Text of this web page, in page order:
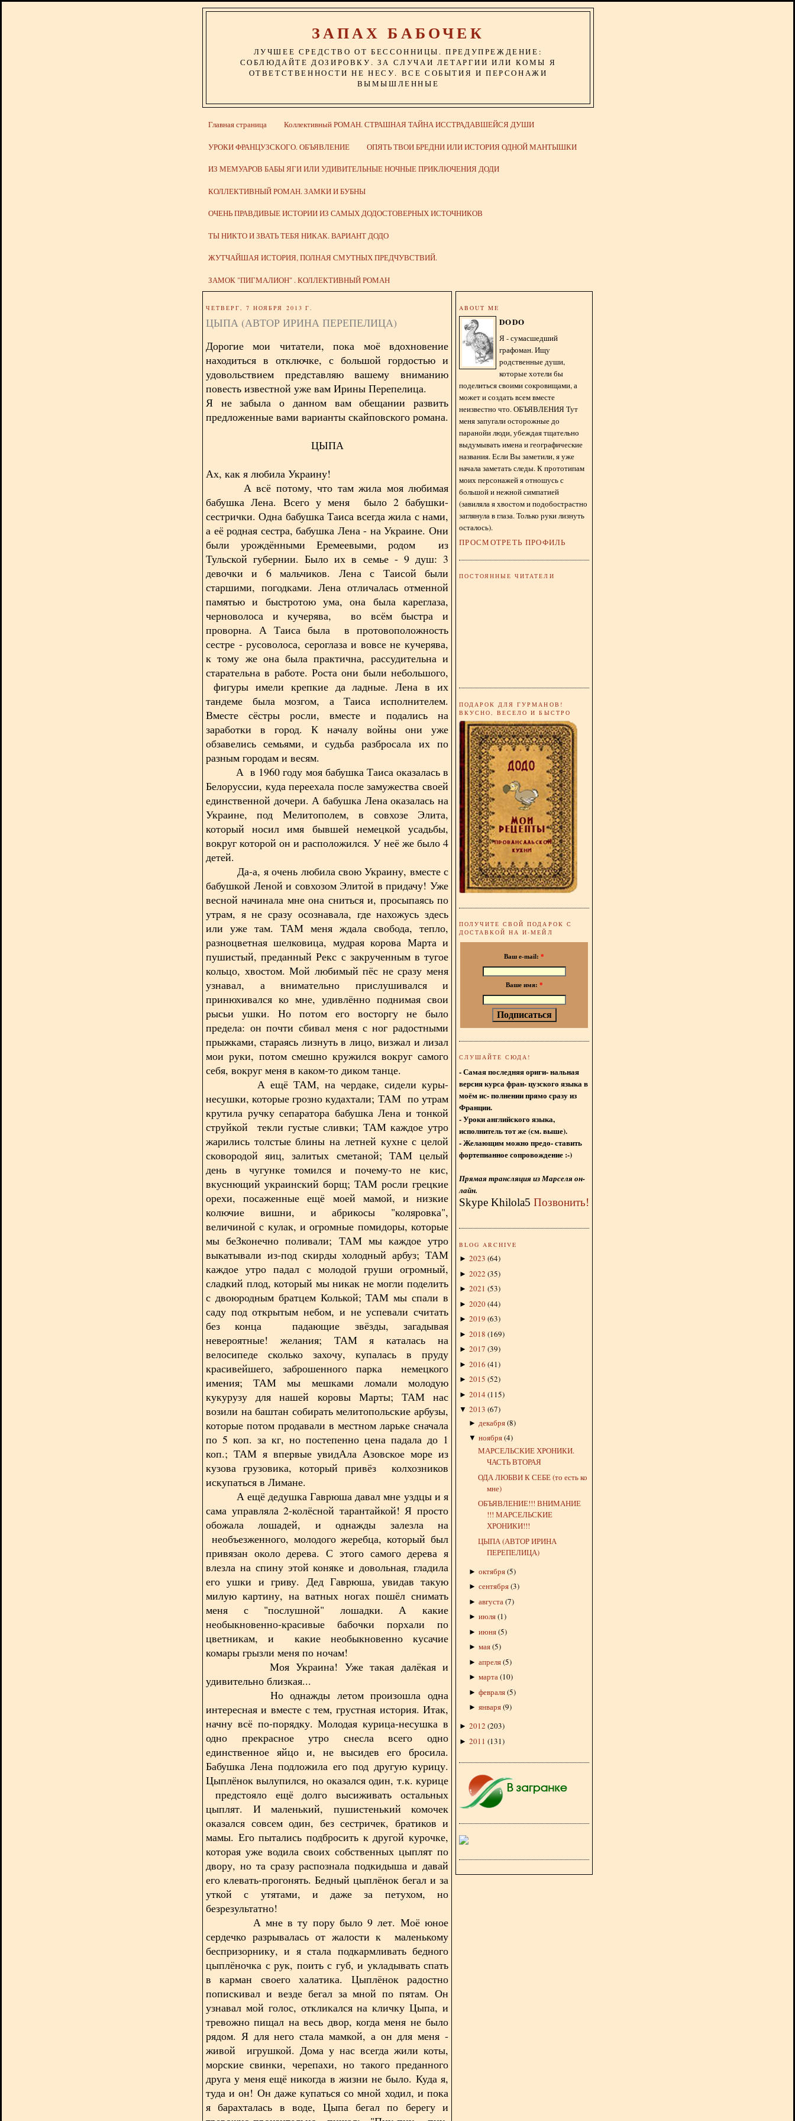
ЗАПАХ БАБОЧЕК
ЛУЧШЕЕ СРЕДСТВО ОТ БЕССОННИЦЫ. ПРЕДУПРЕЖДЕНИЕ:
СОБЛЮДАЙТЕ ДОЗИРОВКУ. ЗА СЛУЧАИ ЛЕТАРГИИ ИЛИ КОМЫ Я
ОТВЕТСТВЕННОСТИ НЕ НЕСУ. ВСЕ СОБЫТИЯ И ПЕРСОНАЖИ
ВЫМЫШЛЕННЫЕ
Главная страница Коллективный РОМАН. СТРАШНАЯ ТАЙНА ИССТРАДАВШЕЙСЯ ДУШИ
УРОКИ ФРАНЦУЗСКОГО. ОБЪЯВЛЕНИЕ ОПЯТЬ ТВОИ БРЕДНИ ИЛИ ИСТОРИЯ ОДНОЙ МАНТЫШКИ
ИЗ МЕМУАРОВ БАБЫ ЯГИ ИЛИ УДИВИТЕЛЬНЫЕ НОЧНЫЕ ПРИКЛЮЧЕНИЯ ДОДИ
КОЛЛЕКТИВНЫЙ РОМАН. ЗАМКИ И БУБНЫ
ОЧЕНЬ ПРАВДИВЫЕ ИСТОРИИ ИЗ САМЫХ ДОДОСТОВЕРНЫХ ИСТОЧНИКОВ
ТЫ НИКТО И ЗВАТЬ ТЕБЯ НИКАК. ВАРИАНТ ДОДО
ЖУТЧАЙШАЯ ИСТОРИЯ, ПОЛНАЯ СМУТНЫХ ПРЕДЧУВСТВИЙ.
ЗАМОК "ПИГМАЛИОН" . КОЛЛЕКТИВНЫЙ РОМАН
ЧЕТВЕРГ, 7 НОЯБРЯ 2013 Г.
ЦЫПА (АВТОР ИРИНА ПЕРЕПЕЛИЦА)
Дорогие мои читатели, пока моё вдохновение
находиться в отключке, с большой гордостью и
удовольствием представляю вашему вниманию
повесть известной уже вам Ирины Перепелица.
Я не забыла о данном вам обещании развить
предложенные вами варианты скайповского романа.
ЦЫПА
Ах, как я любила Украину!
А всё потому, что там жила моя любимая
бабушка Лена. Всего у меня было 2 бабушки-
сестрички. Одна бабушка Таиса всегда жила с нами,
а её родная сестра, бабушка Лена - на Украине. Они
были урождёнными Еремеевыми, родом из
Тульской губернии. Было их в семье - 9 душ: 3
девочки и 6 мальчиков. Лена с Таисой были
старшими, погодками. Лена отличалась отменной
памятью и быстротою ума, она была кареглаза,
черноволоса и кучерява, во всём быстра и
проворна. А Таиса была в протовоположность
сестре - русоволоса, сероглаза и вовсе не кучерява,
к тому же она была практична, рассудительна и
старательна в работе. Роста они были небольшого,
фигуры имели крепкие да ладные. Лена в их
тандеме была мозгом, а Таиса исполнителем.
Вместе сёстры росли, вместе и подались на
заработки в город. К началу войны они уже
обзавелись семьями, и судьба разбросала их по
разным городам и весям.
А в 1960 году моя бабушка Таиса оказалась в
Белоруссии, куда переехала после замужества своей
единственной дочери. А бабушка Лена оказалась на
Украине, под Мелитополем, в совхозе Элита,
который носил имя бывшей немецкой усадьбы,
вокруг которой он и расположился. У неё же было 4
детей.
Да-а, я очень любила свою Украину, вместе с
бабушкой Леной и совхозом Элитой в придачу! Уже
весной начинала мне она сниться и, просыпаясь по
утрам, я не сразу осознавала, где нахожусь здесь
или уже там. ТАМ меня ждала свобода, тепло,
разноцветная шелковица, мудрая корова Марта и
пушистый, преданный Рекс с закрученным в тугое
кольцо, хвостом. Мой любимый пёс не сразу меня
узнавал, а внимательно прислушивался и
принюхивался ко мне, удивлённо поднимая свои
рысьи ушки. Но потом его восторгу не было
предела: он почти сбивал меня с ног радостными
прыжками, стараясь лизнуть в лицо, визжал и лизал
мои руки, потом смешно кружился вокруг самого
себя, вокруг меня в каком-то диком танце.
А ещё ТАМ, на чердаке, сидели куры-
несушки, которые грозно кудахтали; ТАМ по утрам
крутила ручку сепаратора бабушка Лена и тонкой
струйкой текли густые сливки; ТАМ каждое утро
жарились толстые блины на летней кухне с целой
сковородой яиц, залитых сметаной; ТАМ целый
день в чугунке томился и почему-то не кис,
вкуснющий украинский борщ; ТАМ росли грецкие
орехи, посаженные ещё моей мамой, и низкие
колючие вишни, и абрикосы "коляровка",
величиной с кулак, и огромные помидоры, которые
мы беЗконечно поливали; ТАМ мы каждое утро
выкатывали из-под скирды холодный арбуз; ТАМ
каждое утро падал с молодой груши огромный,
сладкий плод, который мы никак не могли поделить
с двоюродным братцем Колькой; ТАМ мы спали в
саду под открытым небом, и не успевали считать
без конца падающие звёзды, загадывая
невероятные! желания; ТАМ я каталась на
велосипеде сколько захочу, купалась в пруду
красивейшего, заброшенного парка немецкого
имения; ТАМ мы мешками ломали молодую
кукурузу для нашей коровы Марты; ТАМ нас
возили на баштан собирать мелитопольские арбузы,
которые потом продавали в местном ларьке сначала
по 5 коп. за кг, но постепенно цена падала до 1
коп.; ТАМ я впервые увидАла Азовское море из
кузова грузовика, который привёз колхозников
искупаться в Лимане.
А ещё дедушка Гаврюша давал мне уздцы и я
сама управляла 2-колёсной тарантайкой! Я просто
обожала лошадей, и однажды залезла на
необъезженного, молодого жеребца, который был
привязан около дерева. С этого самого дерева я
влезла на спину этой коняке и довольная, гладила
его ушки и гриву. Дед Гаврюша, увидав такую
милую картину, на ватных ногах пошёл снимать
меня с "послушной" лошадки. А какие
необыкновенно-красивые бабочки порхали по
цветникам, и какие необыкновенно кусачие
комары грызли меня по ночам!
Моя Украина! Уже такая далёкая и
удивительно близкая...
Но однажды летом произошла одна
интересная и вместе с тем, грустная история. Итак,
начну всё по-порядку. Молодая курица-несушка в
одно прекрасное утро снесла всего одно
единственное яйцо и, не высидев его бросила.
Бабушка Лена подложила его под другую курицу.
Цыплёнок вылупился, но оказался один, т.к. курице
предстояло ещё долго высиживать остальных
цыплят. И маленький, пушистенький комочек
оказался совсем один, без сестричек, братиков и
мамы. Его пытались подбросить к другой курочке,
которая уже водила своих собственных цыплят по
двору, но та сразу распознала подкидыша и давай
его клевать-прогонять. Бедный цыплёнок бегал и за
уткой с утятами, и даже за петухом, но
безрезультатно!
А мне в ту пору было 9 лет. Моё юное
сердечко разрывалась от жалости к маленькому
беспризорнику, и я стала подкармливать бедного
цыплёночка с рук, поить с губ, и укладывать спать
в карман своего халатика. Цыплёнок радостно
попискивал и везде бегал за мной по пятам. Он
узнавал мой голос, откликался на кличку Цыпа, и
тревожно пищал на весь двор, когда меня не было
рядом. Я для него стала мамкой, а он для меня -
живой игрушкой. Дома у нас всегда жили коты,
морские свинки, черепахи, но такого преданного
друга у меня ещё никогда в жизни не было. Куда я,
туда и он! Он даже купаться со мной ходил, и пока
я барахталась в воде, Цыпа бегал по берегу и
ABOUT ME
DODO
Я - сумасшедший
графоман. Ищу
родственные души,
которые хотели бы
поделиться своими сокровищами, а
может и создать всем вместе
неизвестно что. ОБЪЯВЛЕНИЯ Тут
меня запугали осторожные до
паранойи люди, убеждая тщательно
выдумывать имена и географические
названия. Если Вы заметили, я уже
начала заметать следы. К прототипам
моих персонажей я отношусь с
большой и нежной симпатией
(завиляла я хвостом и подобострастно
заглянула в глаза. Только руки лизнуть
осталось).
ПРОСМОТРЕТЬ ПРОФИЛЬ
ПОСТОЯННЫЕ ЧИТАТЕЛИ
ПОДАРОК ДЛЯ ГУРМАНОВ!
ВКУСНО, ВЕСЕЛО И БЫСТРО
ПОЛУЧИТЕ СВОЙ ПОДАРОК С
ДОСТАВКОЙ НА И-МЕЙЛ
Ваш e-mail: *
Ваше имя: *
СЛУШАЙТЕ СЮДА!
- Самая последняя ориги- нальная
версия курса фран- цузского языка в
моём ис- полнении прямо сразу из
Франции.
- Уроки английского языка,
исполнитель тот же (см. выше).
- Желающим можно предо- ставить
фортепианное сопровождение :-)
Прямая трансляция из Марселя он-
лайн.
Skype Khilola5 Позвонить!
BLOG ARCHIVE
► 2023 (64)
► 2022 (35)
► 2021 (53)
► 2020(44)
► 2019 (63)
► 2018 (169)
► 2017 (39)
► 2016 (41)
► 2015 (52)
► 2014 (115)
▼ 2013 (67)
► декабря(8)
▼ ноября(4)
МАРСЕЛЬСКИЕ ХРОНИКИ.
ЧАСТЬ ВТОРАЯ
ОДА ЛЮБВИ К СЕБЕ (то есть ко
мне)
ОБЪЯВЛЕНИЕ!!! ВНИМАНИЕ
!!! МАРСЕЛЬСКИЕ
ХРОНИКИ!!!
ЦЫПА (АВТОР ИРИНА
ПЕРЕПЕЛИЦА)
► октября(5)
► сентября(3)
► августа(7)
► июля(1)
► июня(5)
► мая(5)
► апреля(5)
► марта(10)
► февраля(5)
► января(9)
► 2012 (203)
► 2011 (131)